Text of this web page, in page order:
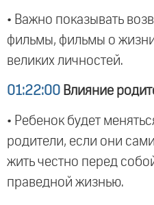
• Важно показывать
фильмы, фильмы о
великих личностей.
01:22:00 Влияние
• Ребенок будет
родители, если они
жить честно перед
праведной жизнью.